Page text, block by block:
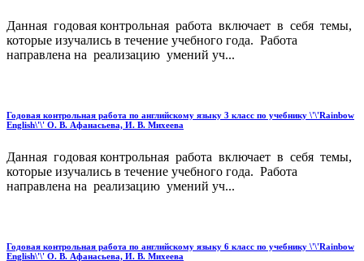
Данная годовая контрольная работа включает в себя темы,
которые изучались в течение учебного года. Работа
направлена на реализацию умений уч...
Годовая контрольная работа по английскому языку 3 класс по учебнику \'\'Rainbow
English\'\' О. В. Афанасьева, И. В. Михеева
Данная годовая контрольная работа включает в себя темы,
которые изучались в течение учебного года. Работа
направлена на реализацию умений уч...
Годовая контрольная работа по английскому языку 6 класс по учебнику \'\'Rainbow
English\'\' О. В. Афанасьева, И. В. Михеева